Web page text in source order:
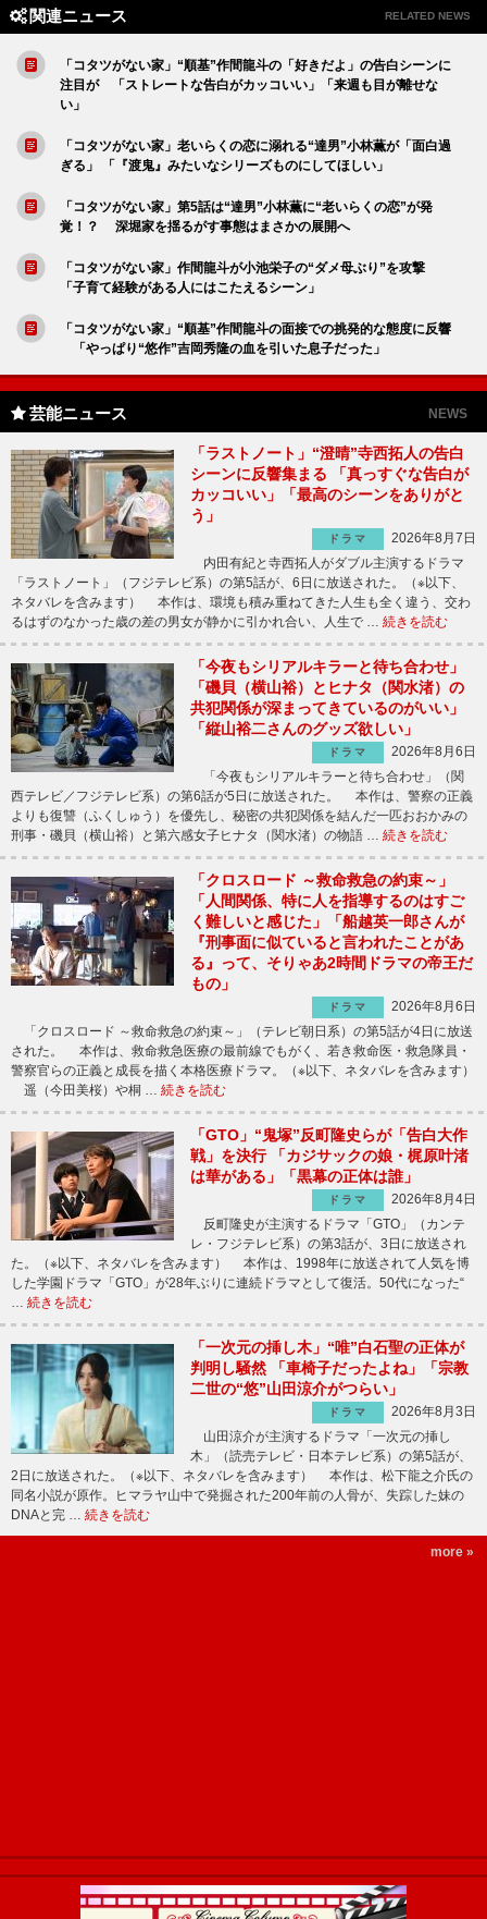
関連ニュース RELATED NEWS
「コタツがない家」“順基”作間龍斗の「好きだよ」の告白シーンに
注目が 「ストレートな告白がカッコいい」「来週も目が離せな
い」
「コタツがない家」老いらくの恋に溺れる“達男”小林薫が「面白過
ぎる」 「『渡鬼』みたいなシリーズものにしてほしい」
「コタツがない家」第5話は“達男”小林薫に“老いらくの恋”が発
覚！？ 深堀家を揺るがす事態はまさかの展開へ
「コタツがない家」作間龍斗が小池栄子の“ダメ母ぶり”を攻撃
「子育て経験がある人にはこたえるシーン」
「コタツがない家」“順基”作間龍斗の面接での挑発的な態度に反響
「やっぱり“悠作”吉岡秀隆の血を引いた息子だった」
芸能ニュース NEWS
「ラストノート」“澄晴”寺西拓人の告白
シーンに反響集まる 「真っすぐな告白が
カッコいい」「最高のシーンをありがと
う」
ドラマ
2026年8月7日
内田有紀と寺西拓人がダブル主演するドラマ
「ラストノート」（フジテレビ系）の第5話が、6日に放送された。（※以下、
ネタバレを含みます） 本作は、環境も積み重ねてきた人生も全く違う、交わ
るはずのなかった歳の差の男女が静かに引かれ合い、人生で … 続きを読む
「今夜もシリアルキラーと待ち合わせ」
「磯貝（横山裕）とヒナタ（関水渚）の
共犯関係が深まってきているのがいい」
「縦山裕二さんのグッズ欲しい」
ドラマ
2026年8月6日
「今夜もシリアルキラーと待ち合わせ」（関
西テレビ／フジテレビ系）の第6話が5日に放送された。 本作は、警察の正義
よりも復讐（ふくしゅう）を優先し、秘密の共犯関係を結んだ一匹おおかみの
刑事・磯貝（横山裕）と第六感女子ヒナタ（関水渚）の物語 … 続きを読む
「クロスロード ～救命救急の約束～」
「人間関係、特に人を指導するのはすご
く難しいと感じた」「船越英一郎さんが
『刑事面に似ていると言われたことがあ
る』って、そりゃあ2時間ドラマの帝王だ
もの」
ドラマ
2026年8月6日
「クロスロード ～救命救急の約束～」（テレビ朝日系）の第5話が4日に放送
された。 本作は、救命救急医療の最前線でもがく、若き救命医・救急隊員・
警察官らの正義と成長を描く本格医療ドラマ。（※以下、ネタバレを含みます）
遥（今田美桜）や桐 … 続きを読む
「GTO」“鬼塚”反町隆史らが「告白大作
戦」を決行 「カジサックの娘・梶原叶渚
は華がある」「黒幕の正体は誰」
ドラマ
2026年8月4日
反町隆史が主演するドラマ「GTO」（カンテ
レ・フジテレビ系）の第3話が、3日に放送され
た。（※以下、ネタバレを含みます） 本作は、1998年に放送されて人気を博
した学園ドラマ「GTO」が28年ぶりに連続ドラマとして復活。50代になった“
続きを読む
「一次元の挿し木」“唯”白石聖の正体が
判明し騒然 「車椅子だったよね」「宗教
二世の“悠”山田涼介がつらい」
ドラマ
2026年8月3日
山田涼介が主演するドラマ「一次元の挿し
木」（読売テレビ・日本テレビ系）の第5話が、
2日に放送された。（※以下、ネタバレを含みます） 本作は、松下龍之介氏の
同名小説が原作。ヒマラヤ山中で発掘された200年前の人骨が、失踪した妹の
DNAと完 … 続きを読む
more »